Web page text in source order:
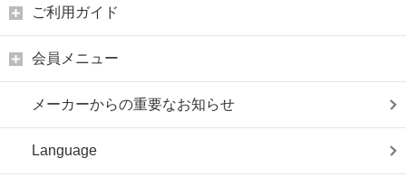
ご利用ガイド
会員メニュー
メーカーからの重要なお知らせ
Language